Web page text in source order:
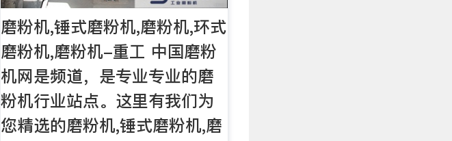
磨粉机,锤式磨粉机,磨粉机,环式
磨粉机,磨粉机-重工 中国磨粉
机网是频道，是专业专业的磨
粉机行业站点。这里有我们为
您精选的磨粉机,锤式磨粉机,磨